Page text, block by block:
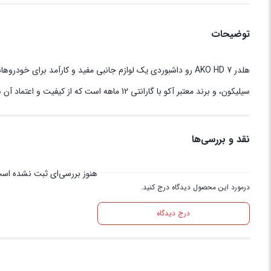
توضیحات
سیلیکون، و برند معتبر آکو با گارانتی 12 ماهه است که از کیفیت و اعتماد آن ضمانت می‌دهد.
نقد و بررسی‌ها
درمورد این محصول دیدگاه درج کنید.
درج دیدگاه
هنوز بررسی‌ای ثبت نشده